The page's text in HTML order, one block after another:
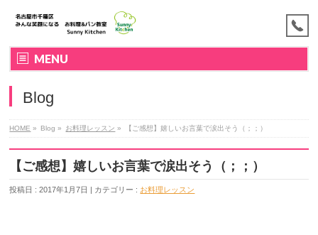
MENU
Blog
HOME » Blog » お料理レッスン » 【ご感想】嬉しいお言葉で涙出そう（；；）
【ご感想】嬉しいお言葉で涙出そう（；；）
投稿日 : 2017年1月7日 | カテゴリー : お料理レッスン